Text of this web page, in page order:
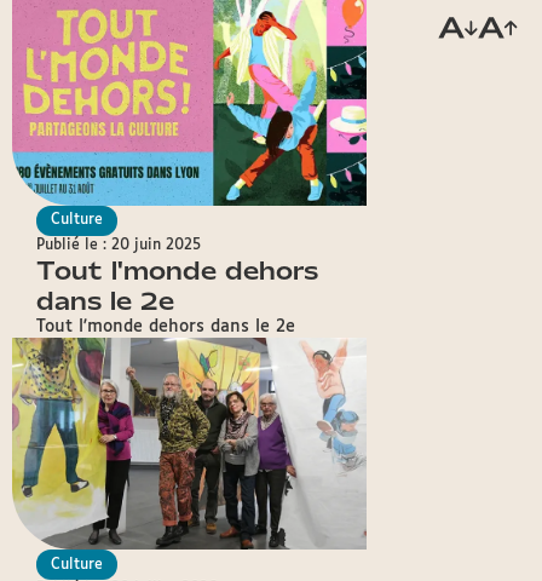
Culture
Publié le : 20 juin 2025
Tout l'monde dehors
dans le 2e
Tout l'monde dehors dans le 2e
Culture